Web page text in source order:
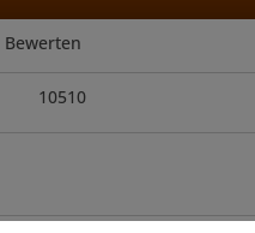
Bewerten
10510